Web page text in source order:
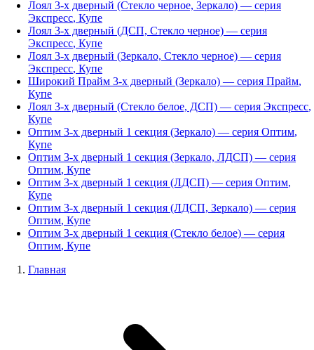
Лоял 3-х дверный (Стекло черное, Зеркало) — серия
Экспресс, Купе
Лоял 3-х дверный (ДСП, Стекло черное) — серия
Экспресс, Купе
Лоял 3-х дверный (Зеркало, Стекло черное) — серия
Экспресс, Купе
Широкий Прайм 3-х дверный (Зеркало) — серия Прайм,
Купе
Лоял 3-х дверный (Стекло белое, ДСП) — серия Экспресс,
Купе
Оптим 3-х дверный 1 секция (Зеркало) — серия Оптим,
Купе
Оптим 3-х дверный 1 секция (Зеркало, ЛДСП) — серия
Оптим, Купе
Оптим 3-х дверный 1 секция (ЛДСП) — серия Оптим,
Купе
Оптим 3-х дверный 1 секция (ЛДСП, Зеркало) — серия
Оптим, Купе
Оптим 3-х дверный 1 секция (Стекло белое) — серия
Оптим, Купе
Главная